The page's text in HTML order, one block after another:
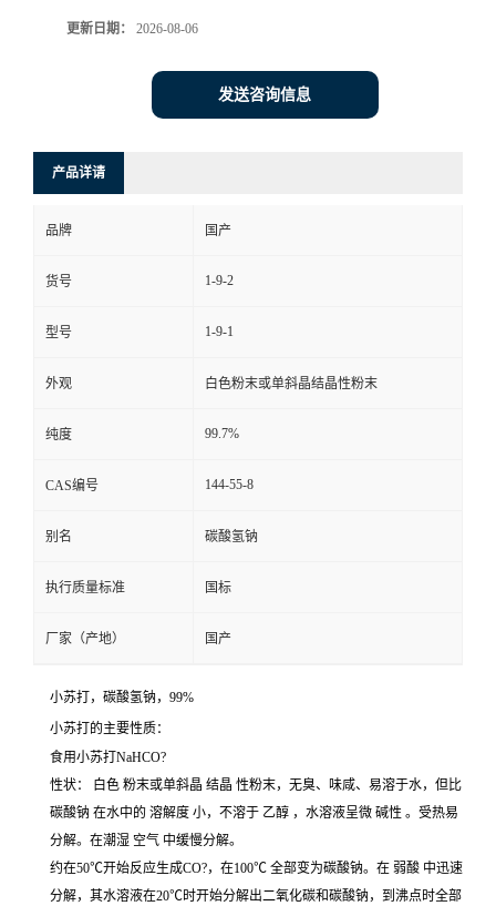
更新日期： 2026-08-06
发送咨询信息
产品详请
品牌 国产
货号 1-9-2
型号 1-9-1
外观 白色粉末或单斜晶结晶性粉末
纯度 99.7%
CAS编号 144-55-8
别名 碳酸氢钠
执行质量标准 国标
厂家（产地） 国产
小苏打，碳酸氢钠，99%
小苏打的主要性质：
食用小苏打NaHCO?
性状：
白色 粉末或单斜晶 结晶 性粉末，无臭、味咸、易溶于水，但比
碳酸钠 在水中的 溶解度 小，不溶于 乙醇 ，水溶液呈微 碱性 。受热易
分解。在潮湿 空气 中缓慢分解。
约在50℃开始反应生成CO?，在100℃ 全部变为碳酸钠。在 弱酸 中迅速
分解，其水溶液在20℃时开始分解出二氧化碳和碳酸钠，到沸点时全部